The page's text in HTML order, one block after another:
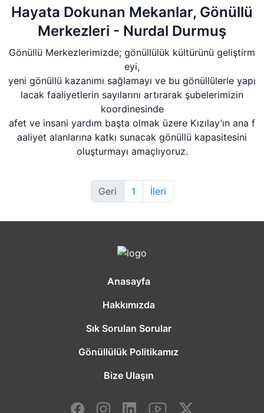
Hayata Dokunan Mekanlar, Gönüllü
Merkezleri - Nurdal Durmuş
Gönüllü Merkezlerimizde; gönüllülük kültürünü geliştirm
eyi,
yeni gönüllü kazanımı sağlamayı ve bu gönüllülerle yapı
lacak faaliyetlerin sayılarını artırarak şubelerimizin
koordinesinde
afet ve insani yardım başta olmak üzere Kızılay’ın ana f
aaliyet alanlarına katkı sunacak gönüllü kapasitesini
oluşturmayı amaçlıyoruz.
Geri 1 İleri
Anasayfa
Hakkımızda
Sık Sorulan Sorular
Gönüllülük Politikamız
Bize Ulaşın